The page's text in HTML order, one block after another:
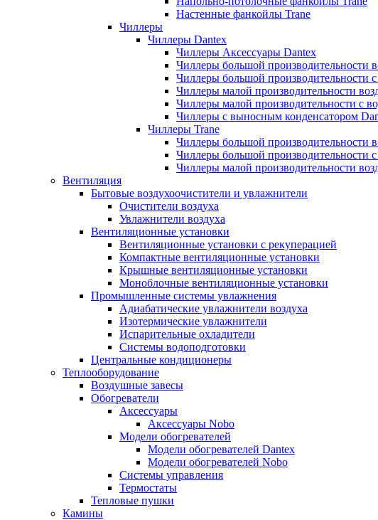
Настенные фанкойлы Trane
Чиллеры
Чиллеры Dantex
Чиллеры Аксессуары Dantex
Чиллеры большой производительности
Чиллеры большой производительности
Чиллеры малой производительности
Чиллеры малой производительности с
Чиллеры с выносным конденсатором
Чиллеры Trane
Чиллеры большой производительности
Чиллеры большой производительности
Чиллеры малой производительности
Вентиляция
Бытовые воздухоочистители и увлажнители
Очистители воздуха
Увлажнители воздуха
Вентиляционные установки
Вентиляционные установки с рекуперацией
Компактные вентиляционные установки
Крышные вентиляционные установки
Моноблочные вентиляционные установки
Промышленные системы увлажнения
Адиабатические увлажнители воздуха
Изотермические увлажнители
Испарительные охладители
Системы водоподготовки
Центральные кондиционеры
Теплооборудование
Воздушные завесы
Обогреватели
Аксессуары
Аксессуары Nobo
Модели обогревателей
Модели обогревателей Dantex
Модели обогревателей Nobo
Системы управления
Термостаты
Тепловые пушки
Камины